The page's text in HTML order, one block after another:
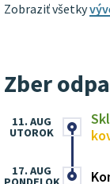
Zobraziť všetky
Zber
11. AUG
UTOROK
17. AUG